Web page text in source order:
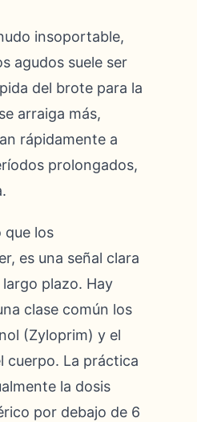
insoportable,
agudos suele ser
del brote para la
arraiga más,
rápidamente a
prolongados,
que los
es una señal clara
plazo. Hay
clase común los
(Zyloprim) y el
cuerpo. La práctica
la dosis
por debajo de 6